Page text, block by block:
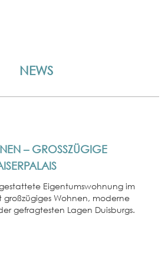
NEWS
– GROSSZÜGIGE W
Eigentumswohnung im
großzügiges Wohnen, moderne
gefragtesten Lagen Duisburgs.